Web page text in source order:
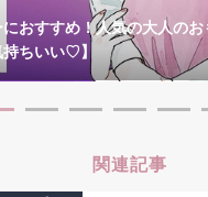
おすすめ！人気の大人の
持ちいい♡】
関連記事